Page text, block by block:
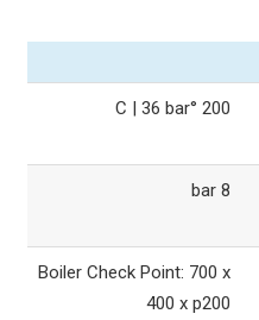
200 °C | 36 bar
8 bar
Boiler Check Point: 700 x
400 x p200